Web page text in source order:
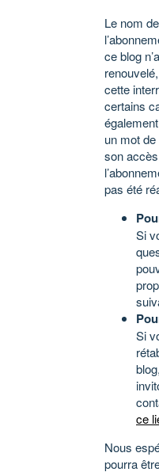
Le nom
ce blog
cette
certains
un mot
son
pas été
Si
Si
ce
Nous
pourra